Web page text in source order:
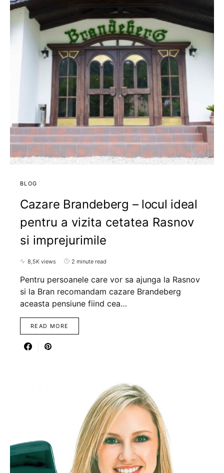
BLOG
Cazare Brandeberg – locul ideal
pentru a vizita cetatea Rasnov
si imprejurimile
8,5K views 2 minute read
Pentru persoanele care vor sa ajunga la Rasnov
si la Bran recomandam cazare Brandeberg
aceasta pensiune fiind cea…
READ MORE